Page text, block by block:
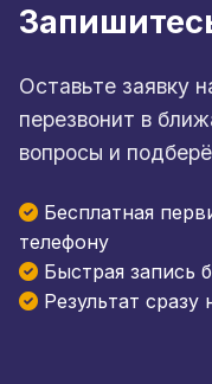
Оставьте заявку
перезвонит в
вопросы и
Бесплатная
телефону
Быстрая запись
Результат сразу